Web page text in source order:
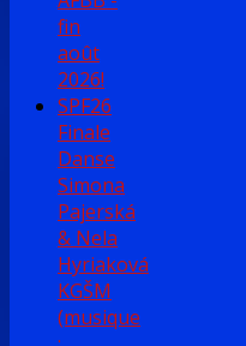
fin
août
2026!
SPF26
Finale
Danse
Simona
Pajerská
& Nela
Hyriaková
KGŠM
(musique